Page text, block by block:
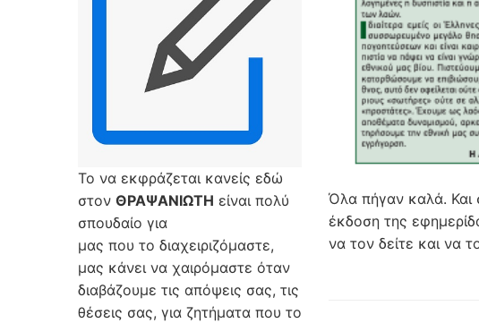
Το να εκφράζεται κανείς εδώ
στον ΘΡΑΨΑΝΙΩΤΗ είναι πολύ
σπουδαίο για
μας που το διαχειριζόμαστε,
μας κάνει να χαιρόμαστε όταν
διαβάζουμε τις απόψεις σας, τις
θέσεις σας, για ζητήματα που το
Όλα πήγαν καλά.
έκδοση της
να τον δείτε και να